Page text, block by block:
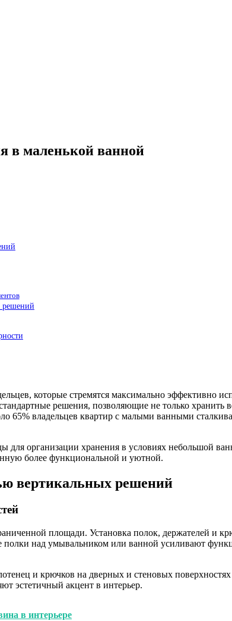
в маленькой ванной
решений
которые стремятся максимально эффективно
решения, позволяющие не только
65% владельцев квартир с малыми ванными
для организации хранения в условиях небольшой
более функциональной и уютной.
вертикальных решений
площади. Установка полок, держателей и
над умывальником или ванной усиливают
и крючков на дверных и стеновых
эстетичный акцент в интерьер.
в интерьере